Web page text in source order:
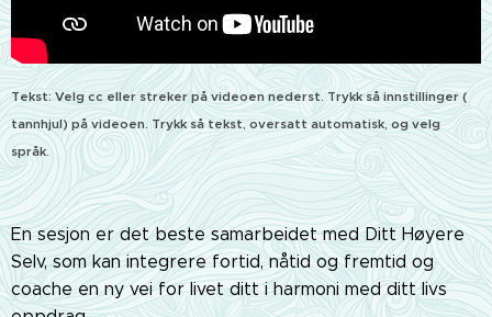
Tekst: Velg cc eller streker på videoen nederst. Trykk så innstillinger (
tannhjul) på videoen. Trykk så tekst, oversatt automatisk, og velg
språk.
En sesjon er det beste samarbeidet med Ditt Høyere
Selv, som kan integrere fortid, nåtid og fremtid og
coache en ny vei for livet ditt i harmoni med ditt livs